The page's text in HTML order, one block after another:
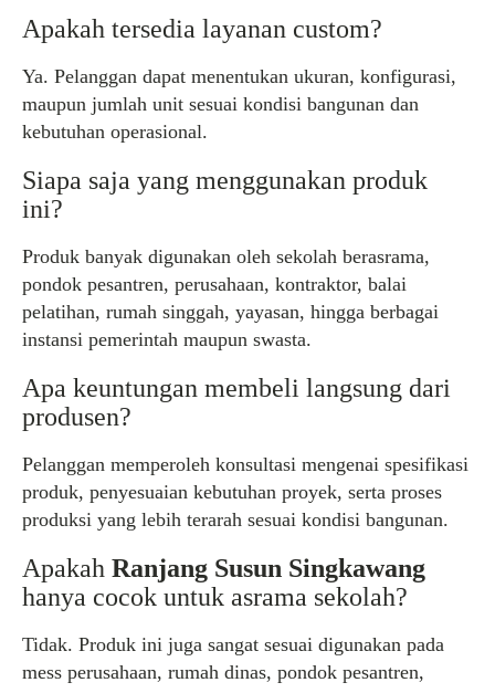
Apakah tersedia layanan custom?
Ya. Pelanggan dapat menentukan ukuran, konfigurasi,
maupun jumlah unit sesuai kondisi bangunan dan
kebutuhan operasional.
Siapa saja yang menggunakan produk
ini?
Produk banyak digunakan oleh sekolah berasrama,
pondok pesantren, perusahaan, kontraktor, balai
pelatihan, rumah singgah, yayasan, hingga berbagai
instansi pemerintah maupun swasta.
Apa keuntungan membeli langsung dari
produsen?
Pelanggan memperoleh konsultasi mengenai spesifikasi
produk, penyesuaian kebutuhan proyek, serta proses
produksi yang lebih terarah sesuai kondisi bangunan.
Apakah Ranjang Susun Singkawang
hanya cocok untuk asrama sekolah?
Tidak. Produk ini juga sangat sesuai digunakan pada
mess perusahaan, rumah dinas, pondok pesantren,